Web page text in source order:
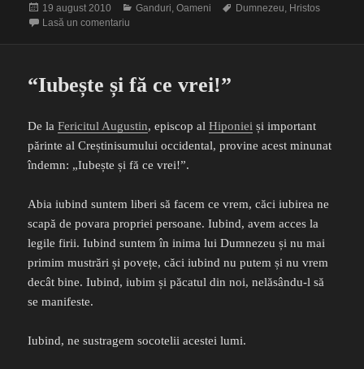
Publicat
pe
19 august 2010 Categorii
Ganduri,Oameni Etichete
Dumnezeu, Hristos
Lasă un comentariu
“Iubește și fă ce vrei!”
De laFericitul Augustin, episcop alHiponiei și important
părinte al Creștinisumului occidental, provine acest minunat
îndemn: „Iubește și fă ce vrei!”.
Abia iubind suntem liberi să facem ce vrem, căci iubirea ne
scapă de povara propriei persoane. Iubind, avem acces la
legile firii. Iubind suntem în inima lui Dumnezeu și nu mai
primim mustrări și povețe, căci iubind nu putem și nu vrem
decât bine. Iubind, iubim și păcatul din noi, nelăsându-l să
se manifeste.
Iubind, ne sustragem socotelii acestei lumi.